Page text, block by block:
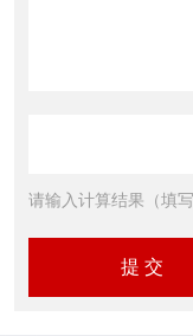
请输入计算结果（填